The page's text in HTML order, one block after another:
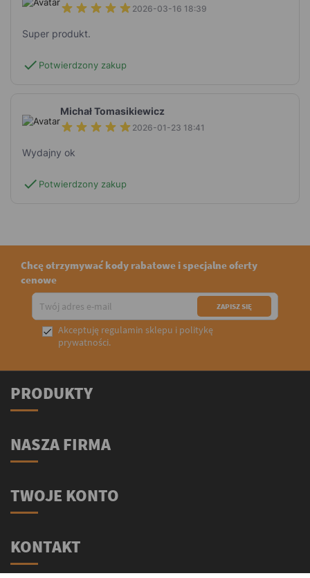
2026-03-16 18:39
Super produkt.
check Potwierdzony zakup
Michał Tomasikiewicz
2026-01-23 18:41
Wydajny ok
check Potwierdzony zakup
Chcę otrzymywać kody rabatowe i specjalne oferty
cenowe
 Akceptuję regulamin sklepu i politykę
prywatności.
PRODUKTY
NASZA FIRMA
TWOJE KONTO
KONTAKT